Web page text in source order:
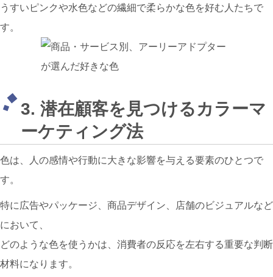
うすいピンクや水色などの繊細で柔らかな色を好む人たちで
す。
3. 潜在顧客を見つけるカラーマ
ーケティング法
色は、人の感情や行動に大きな影響を与える要素のひとつで
す。
特に広告やパッケージ、商品デザイン、店舗のビジュアルなど
において、
どのような色を使うかは、消費者の反応を左右する重要な判断
材料になります。